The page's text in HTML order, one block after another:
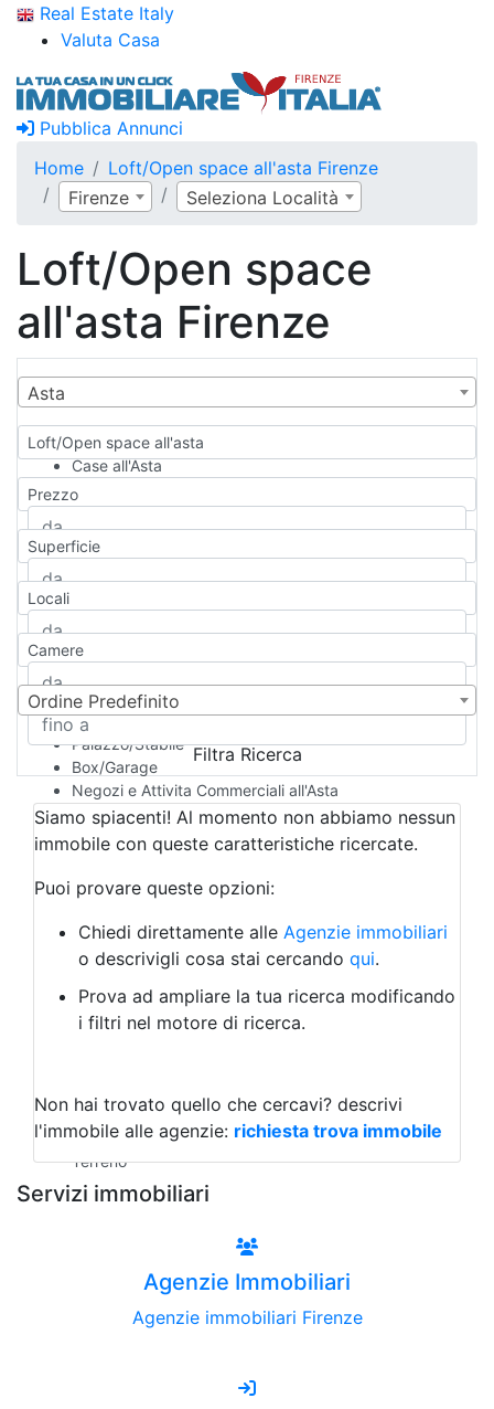
Real Estate Italy
Valuta Casa
Pubblica Annunci
Home
Loft/Open space all'asta Firenze
Firenze
Seleziona Località
Loft/Open space
all'asta Firenze
Asta
Loft/Open space all'asta
Case all'Asta
Qualsiasi
Appartamento
Casa indipendente
Casa Semi-indipendente
Attico/Mansarda
Rustico/Casale
Camera d'Albergo
Multiproprietà
Palazzo/Stabile
Box/Garage
Negozi e Attivita Commerciali all'Asta
Qualsiasi
Attività/Licenza Commerciale
Azienda Agricola
Bar/Ristorante
Albergo
Laboratorio Artigianale
Negozio/locale commerciale
Agriturismo
Magazzini
Qualsiasi
Terreno edificabile
Terreno
Prezzo
Superficie
Locali
Camere
Ordine Predefinito
Filtra Ricerca
Siamo spiacenti! Al momento non abbiamo nessun
immobile con queste caratteristiche ricercate.
Puoi provare queste opzioni:
Chiedi direttamente alle Agenzie immobiliari
o descrivigli cosa stai cercando qui.
Prova ad ampliare la tua ricerca modificando
i filtri nel motore di ricerca.
Non hai trovato quello che cercavi? descrivi
l'immobile alle agenzie: richiesta trova immobile
Servizi immobiliari
Agenzie Immobiliari
Agenzie immobiliari Firenze